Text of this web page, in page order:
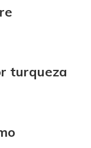
turqueza